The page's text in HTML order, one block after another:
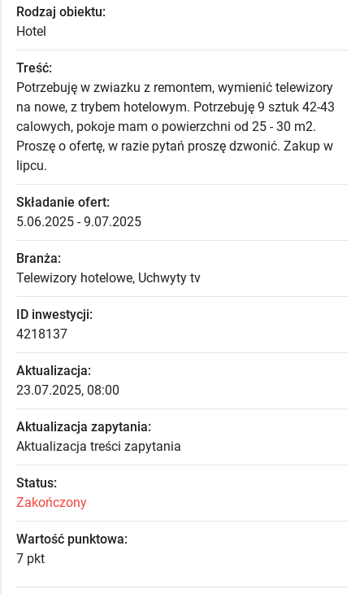
Rodzaj obiektu:
Hotel
Treść:
Potrzebuję w zwiazku z remontem, wymienić telewizory
na nowe, z trybem hotelowym. Potrzebuję 9 sztuk 42-43
calowych, pokoje mam o powierzchni od 25 - 30 m2.
Proszę o ofertę, w razie pytań proszę dzwonić. Zakup w
lipcu.
Składanie ofert:
5.06.2025 - 9.07.2025
Branża:
Telewizory hotelowe, Uchwyty tv
ID inwestycji:
4218137
Aktualizacja:
23.07.2025, 08:00
Aktualizacja zapytania:
Aktualizacja treści zapytania
Status:
Zakończony
Wartość punktowa:
7 pkt